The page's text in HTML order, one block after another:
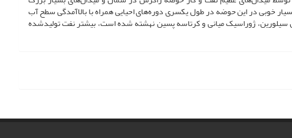
خوبی در این حوضه در طول یکسری دوره‌های احیایی‌ همراه با بالاآمدگی سطح آب
ژوراسیک میانی و کرتاسه پسین نهشته شده است، بیشتر نفت تولیدشده